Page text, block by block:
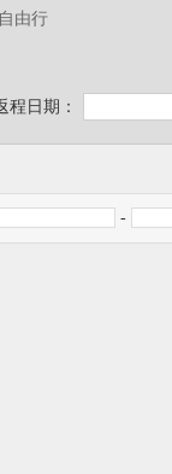
自由行
程日期：
-